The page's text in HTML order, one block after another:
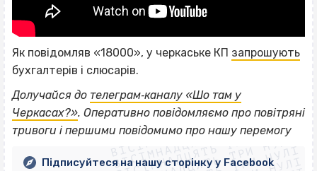
Як повідомляв «18000», у черкаське КП запрошують
бухгалтерів і слюсарів.
Долучайся до телеграм‐каналу «Шо там у
Черкасах?». Оперативно повідомляємо про повітряні
тривоги і першими повідомимо про нашу перемогу
ВІСІМНАДЦЯТЬ ТРИ НУЛІ
ВІСІМНАДЦЯТЬ ТРИ НУЛІ
ВІСІМНАДЦЯТЬ ТРИ НУЛІ
Підписуйтеся на нашу сторінку у Facebook